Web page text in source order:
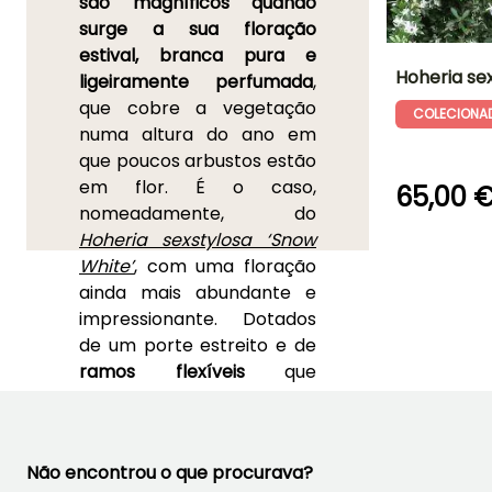
surge a sua floração
estival, branca pura e
ligeiramente perfumada,
que cobre a vegetação
numa altura do ano em
que poucos arbustos estão
em flor. É o caso,
nomeadamente, do
Hoheria sexstylosa ‘Snow
White’, com uma floração
ainda mais abundante e
impressionante. Dotados
de um porte estreito e de
ramos flexíveisque
estes arbustos dão-se ao
Altura à
maturidade
Hoheria
65,00
Não encontrou o que procurava?